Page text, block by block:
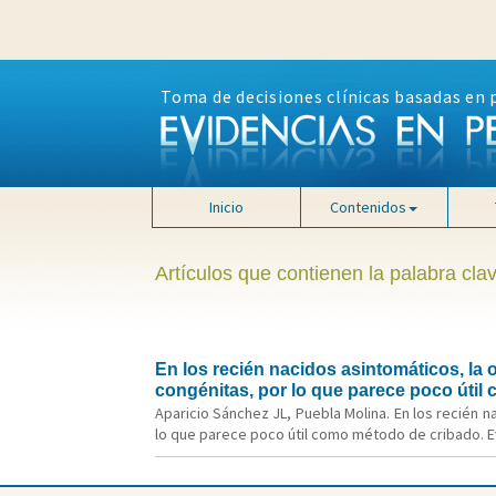
Toma de decisiones clínicas basadas
Inicio Contenidos
Artículos que contienen la palabra
En los recién nacidos asintomáticos, la
congénitas, por lo que parece poco útil
Aparicio Sánchez JL, Puebla Molina. En los
lo que parece poco útil como método de cribado.